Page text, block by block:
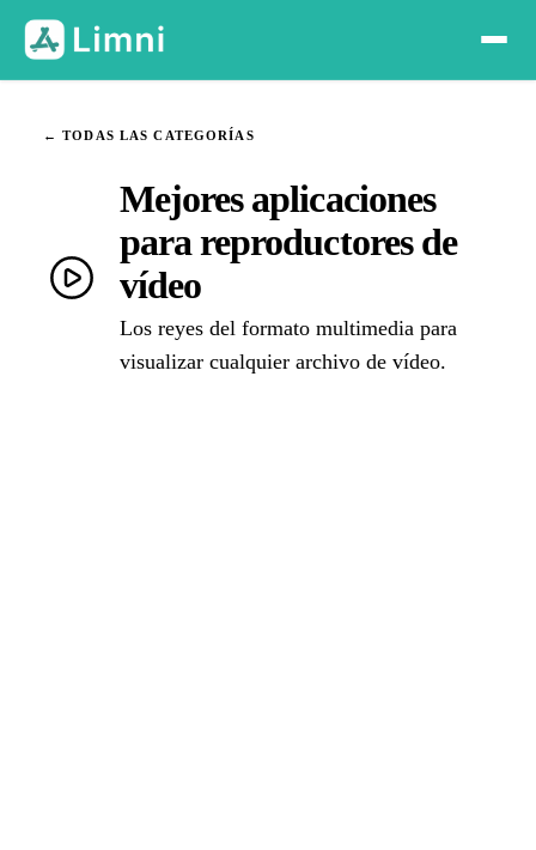
← TODAS LAS CATEGORÍAS
Mejores aplicaciones
para reproductores de
vídeo
Los reyes del formato multimedia para
visualizar cualquier archivo de vídeo.